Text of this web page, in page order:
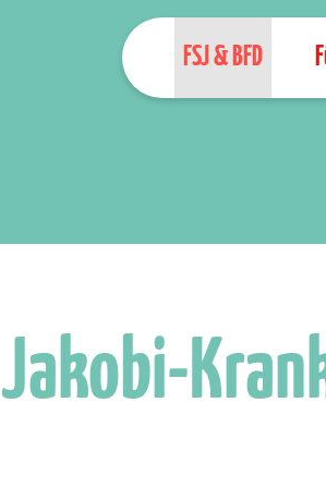
FSJ & BFD
Jakobi-